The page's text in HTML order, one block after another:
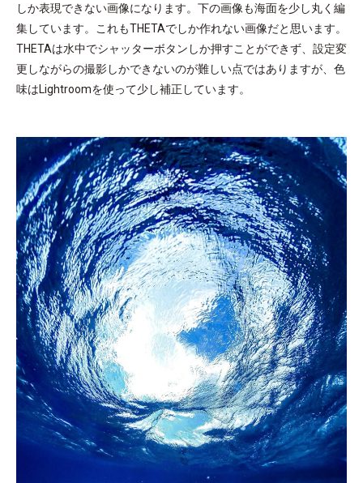
しか表現できない画像になります。下の画像も海面を少し丸く編
集しています。これもTHETAでしか作れない画像だと思います。
THETAは水中でシャッターボタンしか押すことができず、設定変
更しながらの撮影しかできないのが難しい点ではありますが、色
味はLightroomを使って少し補正しています。